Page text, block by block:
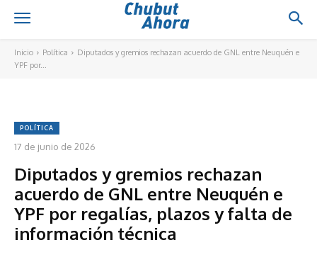
Inicio Política
Diputados y gremios rechazan acuerdo de GNL entre Neuquén e
YPF por...
POLÍTICA
17 de junio de 2026
Diputados y gremios rechazan
acuerdo de GNL entre Neuquén e
YPF por regalías, plazos y falta de
información técnica